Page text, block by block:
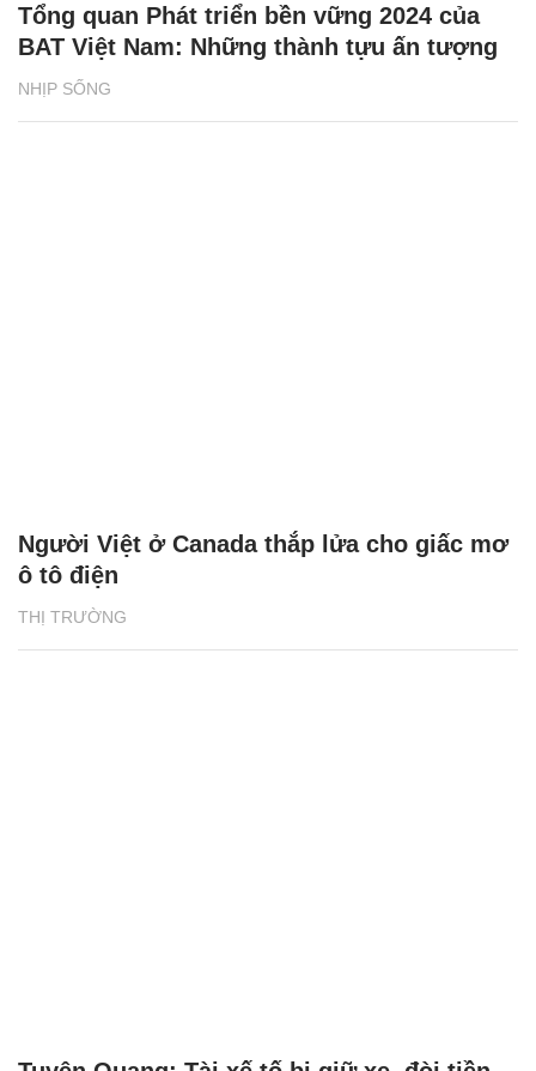
NHỊP SỐNG
Tổng quan Phát triển bền vững 2024 của
BAT Việt Nam: Những thành tựu ấn tượng
THỊ TRƯỜNG
Người Việt ở Canada thắp lửa cho giấc mơ
ô tô điện